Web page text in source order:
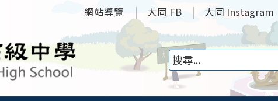
網站導覽 大同 FB 大同 Instagram